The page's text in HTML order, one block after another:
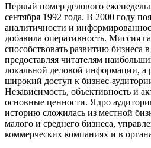
Первый номер делового
сентября 1992 года. В 2000 году
аналитичности и
добавила оперативность. Миссия
способствовать развитию бизнеса
предоставляя читателям
локальной деловой информации, а
широкий доступ к бизнес-
Независимость, объективность и
основные ценности. Ядро
историю сложилась из местной
малого и среднего бизнеса,
коммерческих компаниях и в